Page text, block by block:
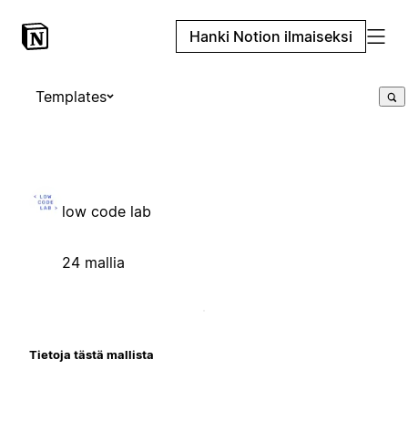
Hanki Notion ilmaiseksi
Templates
low code lab
24 mallia
Tietoja tästä mallista